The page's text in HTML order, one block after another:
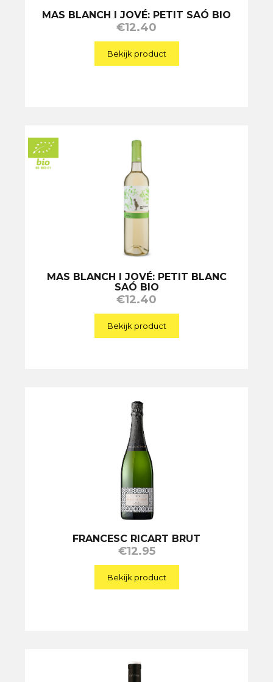
MAS BLANCH I JOVÉ: PETIT SAÓ BIO
€12.40
Bekijk product
MAS BLANCH I JOVÉ: PETIT BLANC
SAÓ BIO
€12.40
Bekijk product
FRANCESC RICART BRUT
€12.95
Bekijk product